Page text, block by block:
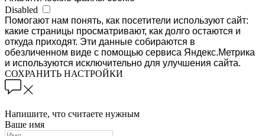
Disabled
Помогают нам понять, как посетители используют сайт:
какие страницы просматривают, как долго остаются и
откуда приходят. Эти данные собираются в
обезличенном виде с помощью сервиса Яндекс.Метрика
и используются исключительно для улучшения сайта.
СОХРАНИТЬ НАСТРОЙКИ
Напишите, что считаете нужным
Ваше имя